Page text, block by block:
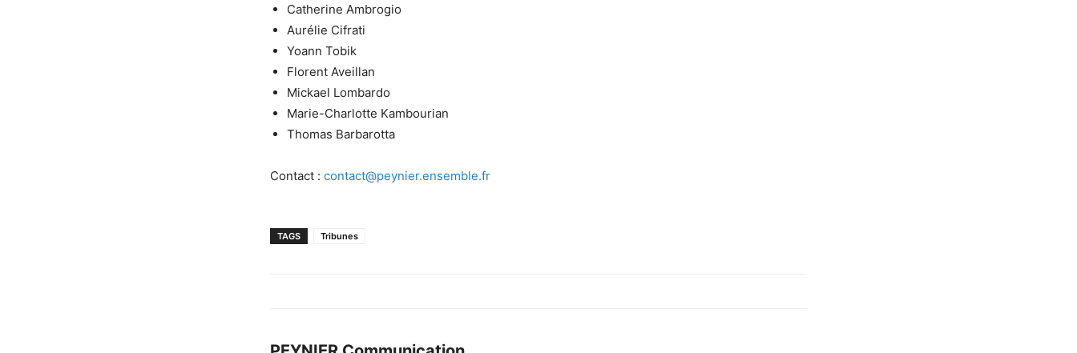
Catherine Ambrogio
Aurélie Cifrati
Yoann Tobik
Florent Aveillan
Mickael Lombardo
Marie-Charlotte Kambourian
Thomas Barbarotta
Contact : contact@peynier.ensemble.fr
TAGS Tribunes